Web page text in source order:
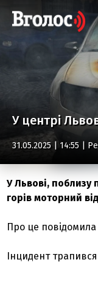
У центрі
31.05.2025 | 14:55 |
У Львові, поблизу
горів моторний
Про це
Інцидент